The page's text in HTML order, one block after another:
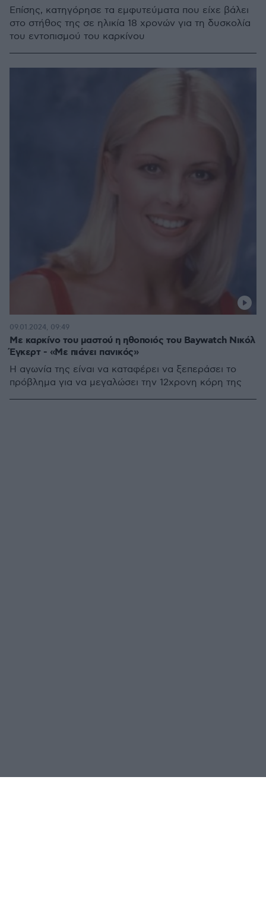
Επίσης, κατηγόρησε τα εμφυτεύματα που είχε βάλει
στο στήθος της σε ηλικία 18 χρονών για τη δυσκολία
του εντοπισμού του καρκίνου
Με καρκίνο του μαστού η ηθοποιός του Baywatch Νικόλ
Έγκερτ - «Με πιάνει πανικός»
Η αγωνία της είναι να καταφέρει να ξεπεράσει το
πρόβλημα για να μεγαλώσει την 12χρονη κόρη της
09.01.2024, 09:49